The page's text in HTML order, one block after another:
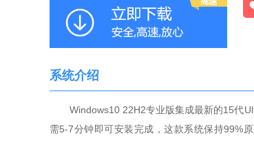
系统介绍
Windows10 22H2专业版集成最新的15代
需5-7分钟即可安装完成，这款系统保持99%